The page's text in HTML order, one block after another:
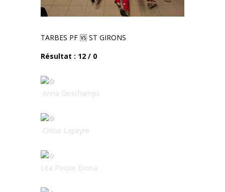
TARBES PF 🆚 ST GIRONS
Résultat : 12 / 0
Anna Deschamps
Chloe Lapeyre
Léa Poque Broca